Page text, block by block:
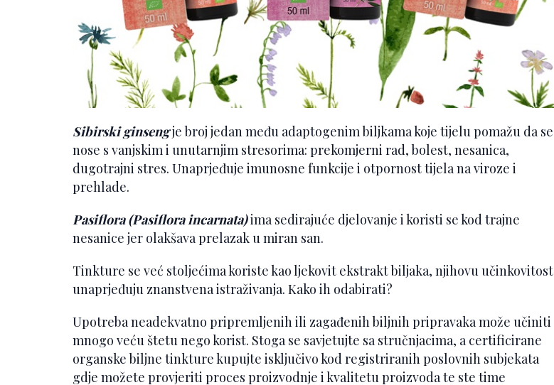
Sibirski ginsengje broj jedan među adaptogenim biljkama koje tijelu pomažu da se
nose s vanjskim i unutarnjim stresorima: prekomjerni rad, bolest, nesanica,
dugotrajni stres. Unaprjeđuje imunosne funkcije i otpornost tijela na viroze i
prehlade.
Pasiflora (Pasiflora incarnata)ima sedirajuće djelovanje i koristi se kod trajne
nesanice jer olakšava prelazak u miran san.
Tinkture se već stoljećima koriste kao ljekovit ekstrakt biljaka, njihovu učinkovitost
unaprjeđuju znanstvena istraživanja. Kako ih odabirati?
Upotreba neadekvatno pripremljenih ili zagađenih biljnih pripravaka može učiniti
mnogo veću štetu nego korist. Stoga se savjetujte sa stručnjacima, a certificirane
organske biljne tinkture kupujte isključivo kod registriranih poslovnih subjekata
gdje možete provjeriti proces proizvodnje i kvalitetu proizvoda te ste time